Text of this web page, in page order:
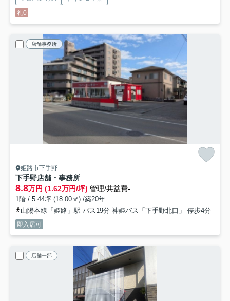
礼0
店舗事務所
姫路市下手野
下手野店舗・事務所
8.8万円 (1.62万円/坪) 管理/共益費-
1階 / 5.44坪 (18.00㎡) /築20年
山陽本線「姫路」駅 バス19分 神姫バス「下手野北口」 停歩4分
即入居可
店舗一部